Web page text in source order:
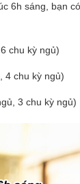
6h sáng, bạn
chu kỳ ngủ)
4 chu kỳ ngủ)
3 chu kỳ ngủ)